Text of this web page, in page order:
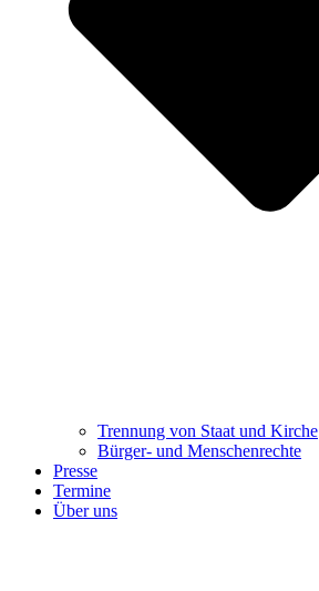
Trennung ​​​​​​​von Staat und Kirche
Bürger- und Menschenrechte
Presse
Termine
Über uns